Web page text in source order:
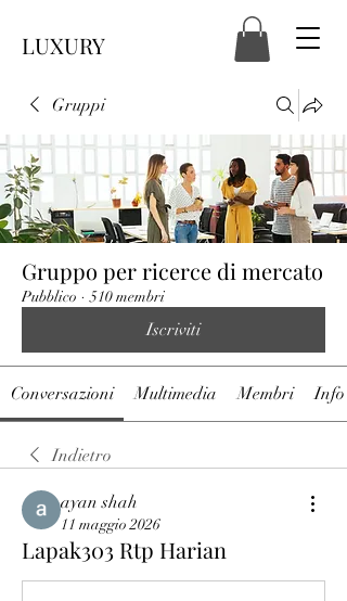
LUXURY
Gruppi
Gruppo per ricerce di mercato
Pubblico · 510 membri
Iscriviti
Conversazioni Multimedia Membri Info
Indietro
ayan shah
11 maggio 2026
Lapak303 Rtp Harian